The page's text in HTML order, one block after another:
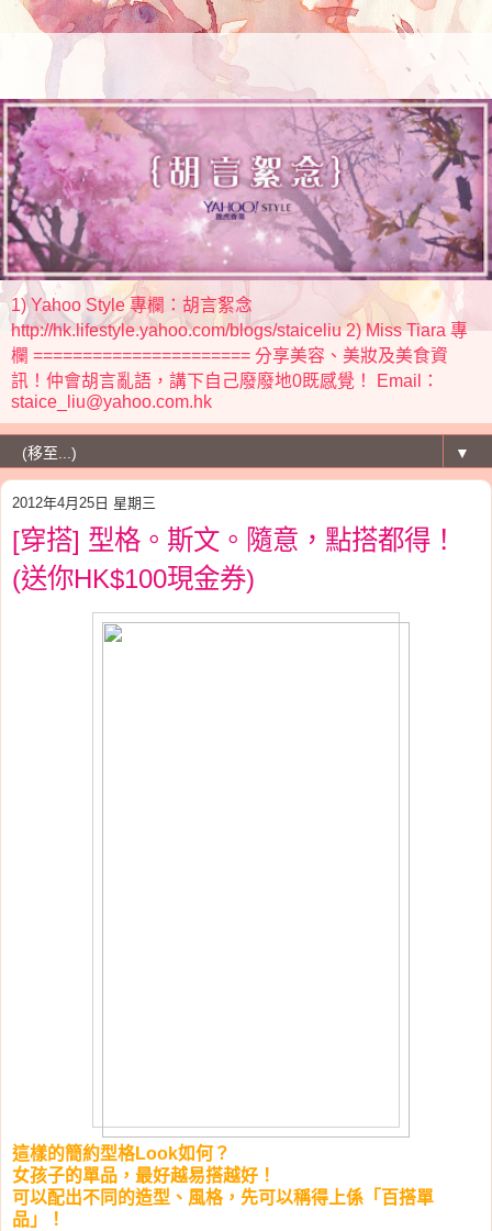
1) Yahoo Style 專欄：胡言絮念
http://hk.lifestyle.yahoo.com/blogs/staiceliu 2) Miss Tiara 專
欄 ====================== 分享美容、美妝及美食資
訊！仲會胡言亂語，講下自己廢廢地0既感覺！ Email：
staice_liu@yahoo.com.hk
▼
2012年4月25日 星期三
[穿搭] 型格。斯文。隨意，點搭都得！
(送你HK$100現金券)
這樣的簡約型格Look如何？
女孩子的單品，最好越易搭越好！
可以配出不同的造型、風格，先可以稱得上係「百搭單
品」！